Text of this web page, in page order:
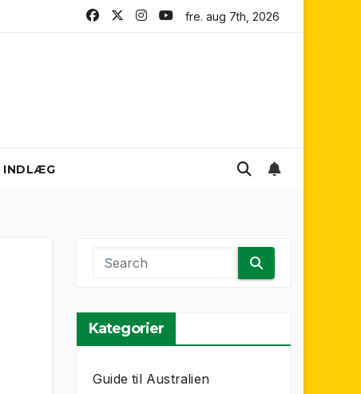
Melbourne City FC Melbourne Victory
fre. aug 7th, 2026
INDLÆG
Kategorier
Guide til Australien